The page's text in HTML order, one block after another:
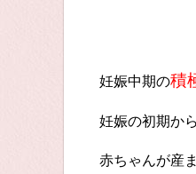
妊娠中期の積
妊娠の初期か
赤ちゃんが産